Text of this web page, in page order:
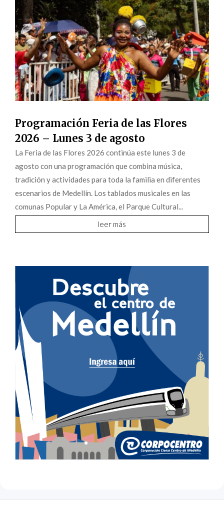
Programación Feria de las Flores
2026 – Lunes 3 de agosto
La Feria de las Flores 2026 continúa este lunes 3 de
agosto con una programación que combina música,
tradición y actividades para toda la familia en diferentes
escenarios de Medellín. Los tablados musicales en las
comunas Popular y La América, el Parque Cultural...
leer más